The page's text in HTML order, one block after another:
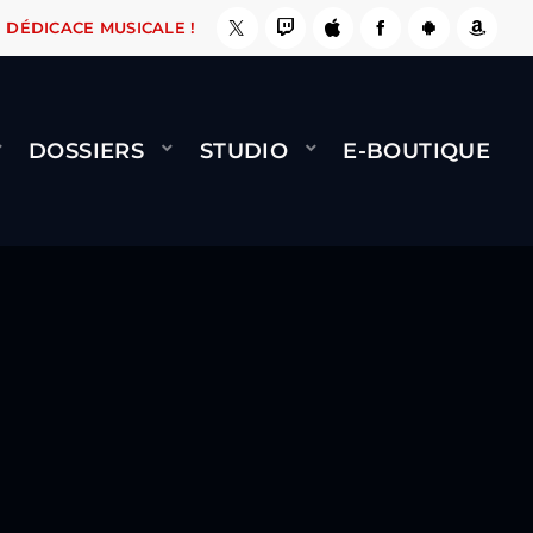
ÇA LE FAIT ! NAMI BERNARD MINET -
DÉDICACE MUSICALE !
DOSSIERS STUDIO E-BOUTIQUE